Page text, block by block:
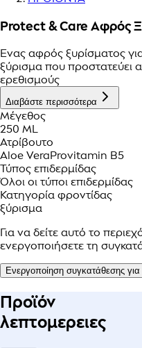
Protect & Care Αφρός
Ένας αφρός ξυρίσματος
ξύρισμα που προστατεύει
ερεθισμούς
Διαβάστε περισσότερα
Μέγεθος
250 ML
Ατρίβουτο
Aloe VeraProvitamin B5
Τύπος επιδερμίδας
Όλοι οι τύποι επιδερμίδας
Κατηγορία φροντίδας
ξύρισμα
Για να δείτε αυτό το
ενεργοποιήσετε τη
Ενεργοποίηση συγκατάθεσης για
Προϊόν
λεπτομερειες